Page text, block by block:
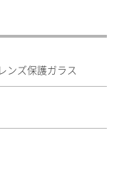
ンズ保護ガラス